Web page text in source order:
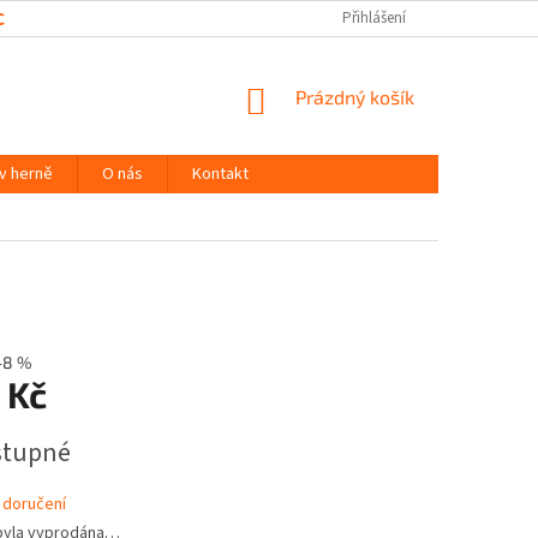
OSOBNÍCH ÚDAJŮ Přihlášení
NÁKUPNÍ
Prázdný košík
herně O nás
Kontakt
%